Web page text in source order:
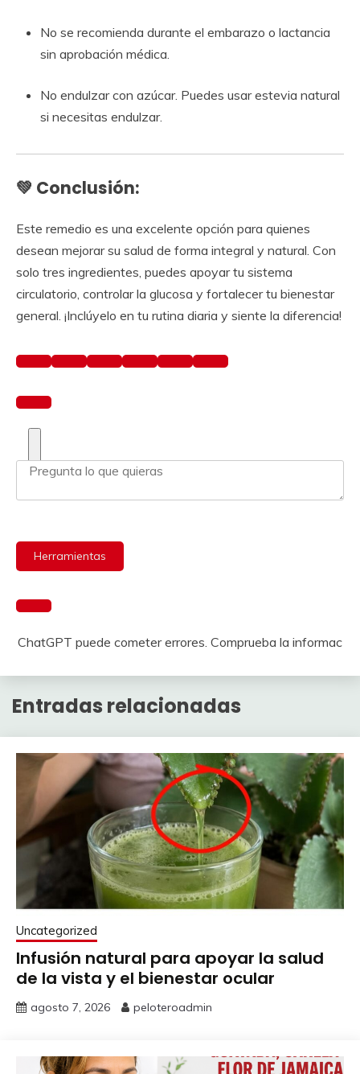
No se recomienda durante el embarazo o lactancia
sin aprobación médica.
No endulzar con azúcar. Puedes usar estevia natural
si necesitas endulzar.
💚 Conclusión:
Este remedio es una excelente opción para quienes
desean mejorar su salud de forma integral y natural. Con
solo tres ingredientes, puedes apoyar tu sistema
circulatorio, controlar la glucosa y fortalecer tu bienestar
general. ¡Inclúyelo en tu rutina diaria y siente la diferencia!
Preguntar
Herramientas
ChatGPT puede cometer errores. Comprueba la informac
Entradas relacionadas
Uncategorized
Infusión natural para apoyar la salud
de la vista y el bienestar ocular
agosto 7, 2026 peloteroadmin